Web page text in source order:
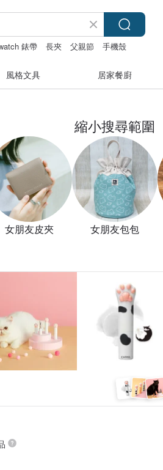
錶帶 長夾 父親節 手機殼
風格文具 居家餐廚
縮小搜尋範圍
女朋友皮夾 女朋友包包